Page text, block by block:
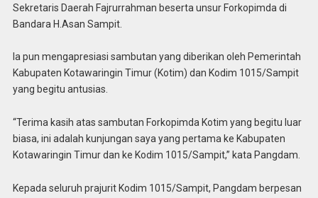
Sekretaris Daerah Fajrurrahman beserta unsur Forkopimda di
Bandara H.Asan Sampit.
Ia pun mengapresiasi sambutan yang diberikan oleh Pemerintah
Kabupaten Kotawaringin Timur (Kotim) dan Kodim 1015/Sampit
yang begitu antusias.
“Terima kasih atas sambutan Forkopimda Kotim yang begitu luar
biasa, ini adalah kunjungan saya yang pertama ke Kabupaten
Kotawaringin Timur dan ke Kodim 1015/Sampit,” kata Pangdam.
Kepada seluruh prajurit Kodim 1015/Sampit, Pangdam berpesan